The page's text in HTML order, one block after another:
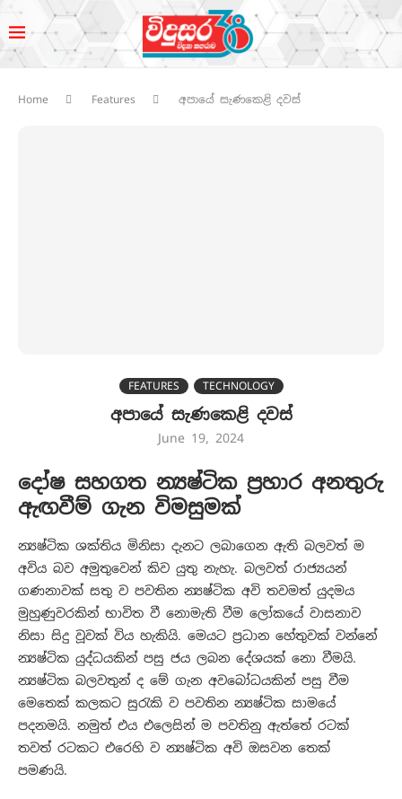
Home Features අපායේ සැණකෙළි දවස්
FEATURES TECHNOLOGY
අපායේ සැණකෙළි දවස්
June 19, 2024
දෝෂ සහගත න්‍යෂ්ටික ප්‍රහාර අනතුරු
ඇඟවීම් ගැන විමසුමක්
න්‍යෂ්ටික ශක්තිය මිනිසා දැනට ලබාගෙන ඇති බලවත් ම
අවිය බව අමුතුවෙන් කිව යුතු නැහැ. බලවත් රාජ්‍යයන්
ගණනාවක් සතු ව පවතින න්‍යෂ්ටික අවි තවමත් යුදමය
මුහුණුවරකින් භාවිත වී නොමැති වීම ලෝකයේ වාසනාව
නිසා සිදු වූවක් විය හැකියි. මෙයට ප්‍රධාන හේතුවක් වන්නේ
න්‍යෂ්ටික යුද්ධයකින් පසු ජය ලබන දේශයක් නො වීමයි.
න්‍යෂ්ටික බලවතුන් ද මේ ගැන අවබෝධයකින් පසු වීම
මෙතෙක් කලකට සුරැකි ව පවතින න්‍යෂ්ටික සාමයේ
පදනමයි. නමුත් එය එලෙසින් ම පවතිනු ඇත්තේ රටක්
තවත් රටකට එරෙහි ව න්‍යෂ්ටික අවි ඔසවන තෙක්
පමණයි.